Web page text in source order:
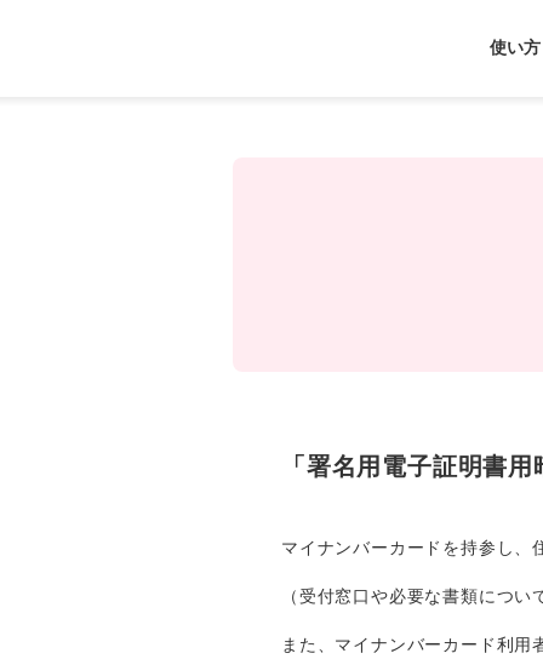
使い方
「署名用電子証明書
マイナンバーカードを持参し、
（受付窓口や必要な書類につ
また、マイナンバーカード利用